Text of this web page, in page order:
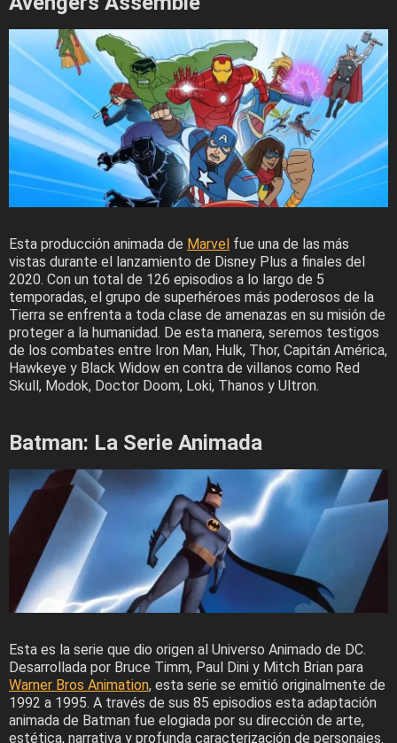
Esta producción animada de Marvel fue una de las más
vistas durante el lanzamiento de Disney Plus a finales del
2020. Con un total de 126 episodios a lo largo de 5
temporadas, el grupo de superhéroes más poderosos de la
Tierra se enfrenta a toda clase de amenazas en su misión de
proteger a la humanidad. De esta manera, seremos testigos
de los combates entre Iron Man, Hulk, Thor, Capitán América,
Hawkeye y Black Widow en contra de villanos como Red
Skull, Modok, Doctor Doom, Loki, Thanos y Ultron.
Batman: La Serie Animada
Esta es la serie que dio origen al Universo Animado de DC.
Desarrollada por Bruce Timm, Paul Dini y Mitch Brian para
Warner Bros Animation, esta serie se emitió originalmente de
1992 a 1995. A través de sus 85 episodios esta adaptación
animada de Batman fue elogiada por su dirección de arte,
estética, narrativa y profunda caracterización de personajes.